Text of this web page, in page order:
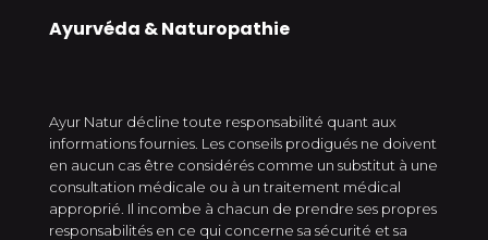
Ayurvéda & Naturopathie
Ayur Natur décline toute responsabilité quant aux
informations fournies. Les conseils prodigués ne doivent
en aucun cas être considérés comme un substitut à une
consultation médicale ou à un traitement médical
approprié. Il incombe à chacun de prendre ses propres
responsabilités en ce qui concerne sa sécurité et sa